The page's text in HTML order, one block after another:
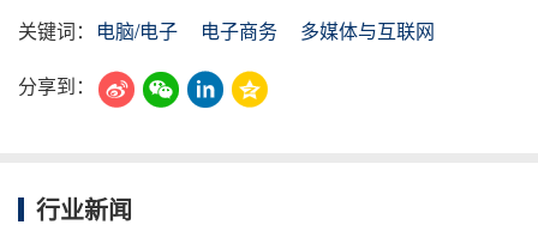
关键词： 电脑/电子 电子商务
多媒体与互联网
分享到：
行业新闻